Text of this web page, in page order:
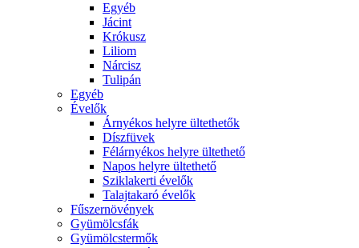
Egyéb
Jácint
Krókusz
Liliom
Nárcisz
Tulipán
Egyéb
Évelők
Árnyékos helyre ültethetők
Díszfüvek
Félárnyékos helyre ültethető
Napos helyre ültethető
Sziklakerti évelők
Talajtakaró évelők
Fűszernövények
Gyümölcsfák
Gyümölcstermők